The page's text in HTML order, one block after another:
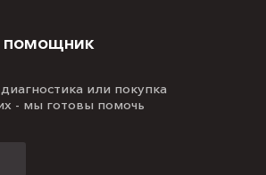
помощник
или покупка
- мы готовы помочь